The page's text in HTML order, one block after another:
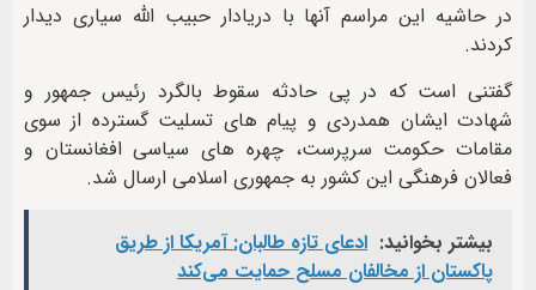
در حاشیه این مراسم آنها با دریادار حبیب الله سیاری دیدار
کردند.
گفتنی است که در پی حادثه سقوط بالگرد رئیس جمهور و
شهادت ایشان همدردی و پیام های تسلیت گسترده از سوی
مقامات حکومت سرپرست، چهره های سیاسی افغانستان و
فعالان فرهنگی این کشور به جمهوری اسلامی ارسال شد.
بیشتر بخوانید: ادعای تازه طالبان: آمریکا از طریق
پاکستان از مخالفان مسلح حمایت می‌کند